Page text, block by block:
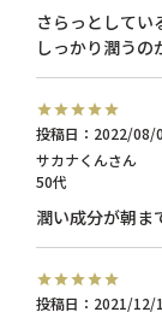
さらっとしてい
しっかり潤うの
サカナくん
50代
投稿日 2022/08/
潤い成分が朝ま
投稿日 2021/12/